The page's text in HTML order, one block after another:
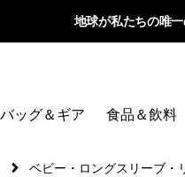
地球が私たちの唯
バッグ＆ギア 食品＆飲料
ベビー・ロングスリーブ・